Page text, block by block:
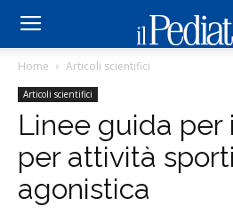
Home Articoli scientifici
Articoli scientifici
Linee guida per
per attività
agonistica